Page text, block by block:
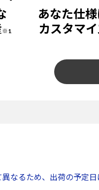
※1
あなた仕
カスタマ
なるため、出荷の予定日